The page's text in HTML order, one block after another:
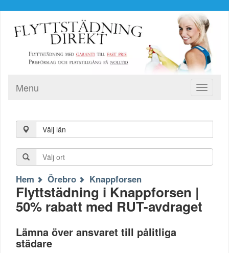
Toggle
Menu
Välj län
Hem Örebro Knappforsen
Flyttstädning i Knappforsen |
50% rabatt med RUT-avdraget
Lämna över ansvaret till pålitliga
städare